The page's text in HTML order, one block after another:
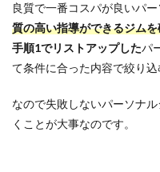
る
6
パー
ソナ
ムに
関す
る質
良質で一番コスパが良いパー
質の高い指導ができるジム
手順1でリストアップしたパ
て条件に合った内容で絞り込
なので失敗しないパーソナ
くことが大事なのです。